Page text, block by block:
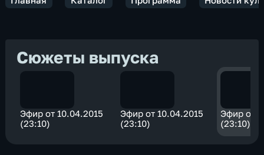
Сюжеты выпуска
Эфир от 10.04.2015
(23:10)
Эфир от 10.04.2015
(23:10)
Эфир от
(23:10)